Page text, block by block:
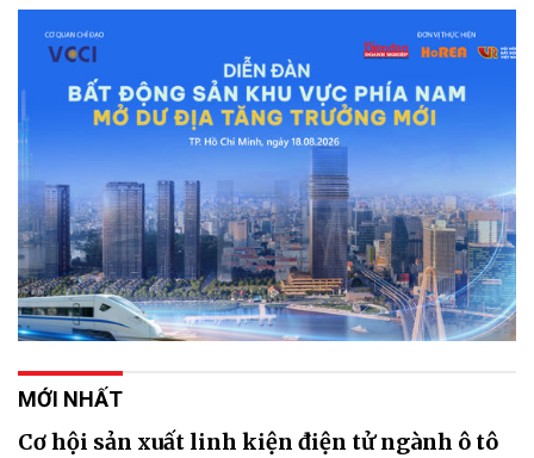
MỚI NHẤT
Cơ hội sản xuất linh kiện điện tử ngành ô tô